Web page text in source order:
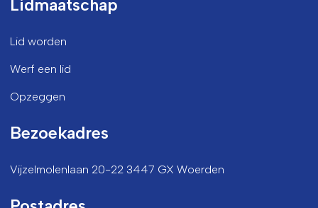
Lidmaatschap
Lid worden
Werf een lid
Opzeggen
Bezoekadres
Vijzelmolenlaan 20-22 3447 GX Woerden